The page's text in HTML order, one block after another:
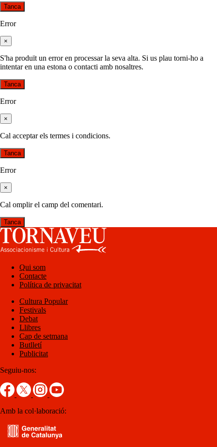
Tanca
Error
×
S'ha produït un error en processar la seva alta. Si us plau torni-ho a
intentar en una estona o contacti amb nosaltres.
Tanca
Error
×
Cal acceptar els termes i condicions.
Tanca
Error
×
Cal omplir el camp del comentari.
Tanca
Qui som
Contacte
Política de privacitat
Cultura Popular
Festivals
Debat
Llibres
Cap de setmana
Butlletí
Publicitat
Seguiu-nos:
Amb la col·laboració: